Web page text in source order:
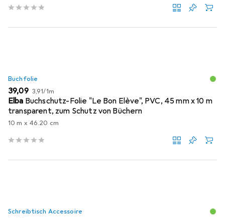
Buchfolie
EUR
39,09 EUR
3,91/1m
Elba Buchschutz-Folie "Le Bon Elève", PVC, 45 mm x 10 m
transparent, zum Schutz von Büchern
10 m x 46.20 cm
Schreibtisch Accessoire